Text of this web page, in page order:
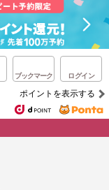
ブックマーク ログイン
ポイントを表示する